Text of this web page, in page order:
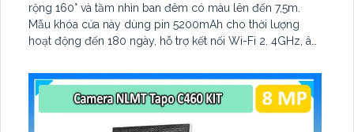
rộng 160° và tầm nhìn ban đêm có màu lên đến 7,5m.
Mẫu khóa cửa này dùng pin 5200mAh cho thời lượng
hoạt động đến 180 ngày, hỗ trợ kết nối Wi-Fi 2. 4GHz, âm